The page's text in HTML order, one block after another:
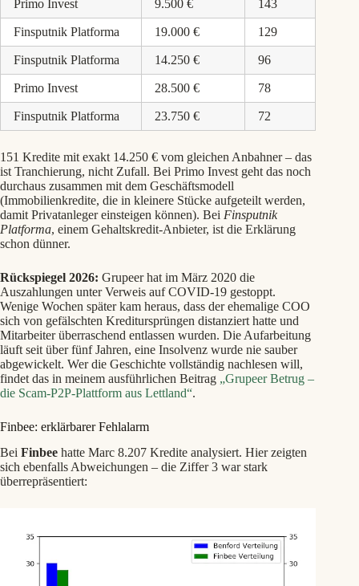
Primo Invest 9.500 € 143
Finsputnik Platforma 19.000 € 129
Finsputnik Platforma 14.250 € 96
Primo Invest 28.500 € 78
Finsputnik Platforma 23.750 € 72
151 Kredite mit exakt 14.250 € vom gleichen Anbahner – das
ist Tranchierung, nicht Zufall. Bei Primo Invest geht das noch
durchaus zusammen mit dem Geschäftsmodell
(Immobilienkredite, die in kleinere Stücke aufgeteilt werden,
damit Privatanleger einsteigen können). Bei Finsputnik
Platforma, einem Gehaltskredit-Anbieter, ist die Erklärung
schon dünner.
Rückspiegel 2026: Grupeer hat im März 2020 die
Auszahlungen unter Verweis auf COVID-19 gestoppt.
Wenige Wochen später kam heraus, dass der ehemalige COO
sich von gefälschten Kreditursprüngen distanziert hatte und
Mitarbeiter überraschend entlassen wurden. Die Aufarbeitung
läuft seit über fünf Jahren, eine Insolvenz wurde nie sauber
abgewickelt. Wer die Geschichte vollständig nachlesen will,
findet das in meinem ausführlichen Beitrag „Grupeer Betrug –
die Scam-P2P-Plattform aus Lettland“.
Finbee: erklärbarer Fehlalarm
Bei Finbee hatte Marc 8.207 Kredite analysiert. Hier zeigten
sich ebenfalls Abweichungen – die Ziffer 3 war stark
überrepräsentiert: